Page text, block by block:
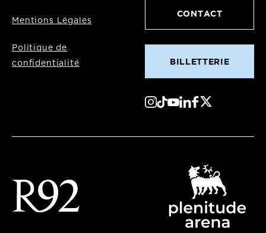
Mentions Légales
Politique de
confidentialité
CONTACT
BILLETTERIE